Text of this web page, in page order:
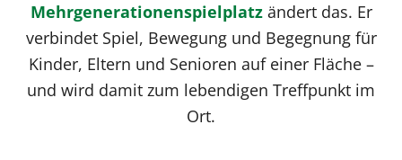
Mehrgenerationenspielplatzändert das. Er
verbindet Spiel, Bewegung und Begegnung für
Kinder, Eltern und Senioren auf einer Fläche –
und wird damit zum lebendigen Treffpunkt im
Ort.